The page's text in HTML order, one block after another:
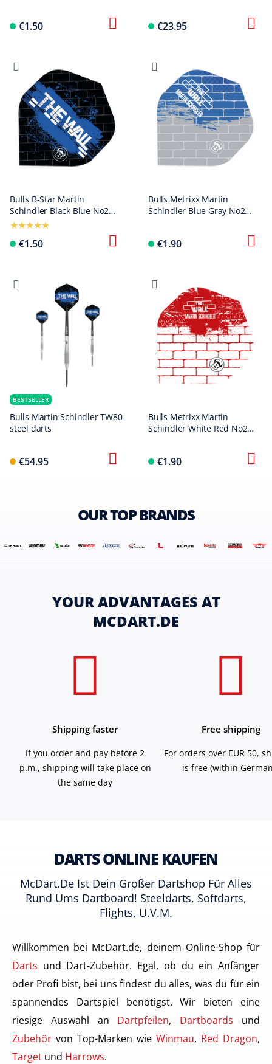
€1.50 €23.95
Bulls B-Star Martin
Schindler Black Blue No2
Standard Flights
€1.50
Bulls Metrixx Martin
Schindler Blue Gray No2
€1.90
BESTSELLER
Bulls Martin Schindler TW80
steel darts
€54.95
Bulls Metrixx Martin
Schindler White Red No2
€1.90
OUR TOP BRANDS
YOUR ADVANTAGES AT
MCDART.DE
Shipping faster
If you order and pay before 2
p.m., shipping will take place on
the same day
Free shipping
For orders over EUR 50,
is free (within
DARTS ONLINE KAUFEN
McDart.de Ist Dein Großer Dartshop Für Alles
Rund Ums Dartboard! Steeldarts, Softdarts,
Flights, U.v.m.
Willkommen bei McDart.de, deinem Online-Shop für
Darts und Dart-Zubehör. Egal, ob du ein Anfänger
oder Profi bist, bei uns findest du alles, was du für ein
spannendes Dartspiel benötigst. Wir bieten eine
riesige Auswahl an Dartpfeilen, Dartboards und
Zubehör von Top-Marken wie Winmau, Red Dragon,
Target und Harrows.